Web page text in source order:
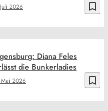
bookmark_border
2026
bookmark_border
2026
Diana Feles
die Bunkerladies